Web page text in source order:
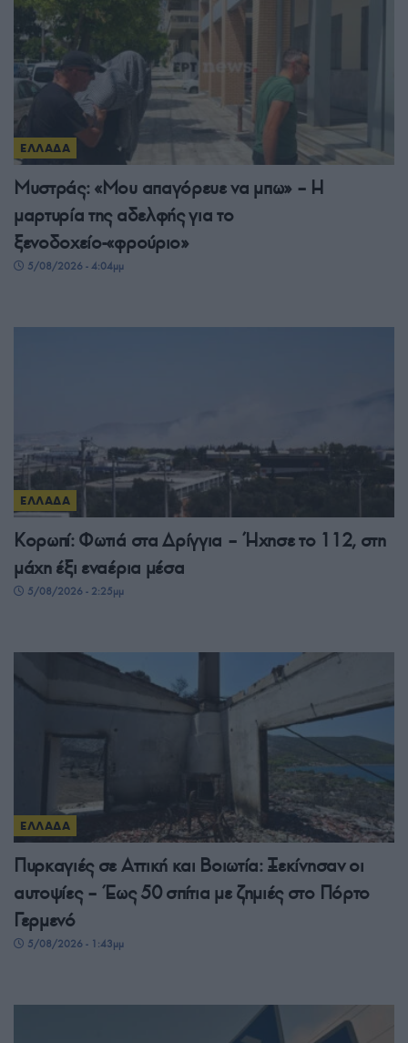
ΕΛΛΑΔΑ
Μυστράς: «Μου απαγόρευε να μπω» – Η
μαρτυρία της αδελφής για το
ξενοδοχείο-«φρούριο»
5/08/2026 - 4:04μμ
ΕΛΛΑΔΑ
Κορωπί: Φωτιά στα Δρίγγια – Ήχησε το 112, στη
μάχη έξι εναέρια μέσα
5/08/2026 - 2:25μμ
ΕΛΛΑΔΑ
Πυρκαγιές σε Αττική και Βοιωτία: Ξεκίνησαν οι
αυτοψίες – Έως 50 σπίτια με ζημιές στο Πόρτο
Γερμενό
5/08/2026 - 1:43μμ